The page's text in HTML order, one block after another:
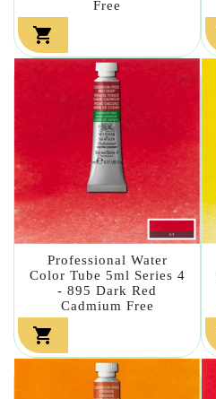
Free

Professional Water
Color Tube 5ml Series 4
- 895 Dark Red
Cadmium Free
